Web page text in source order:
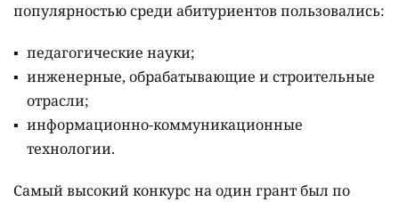
популярностью среди абитуриентов пользовались:
педагогические науки;
инженерные, обрабатывающие и строительные
отрасли;
информационно-коммуникационные
технологии.
Самый высокий конкурс на один грант был по